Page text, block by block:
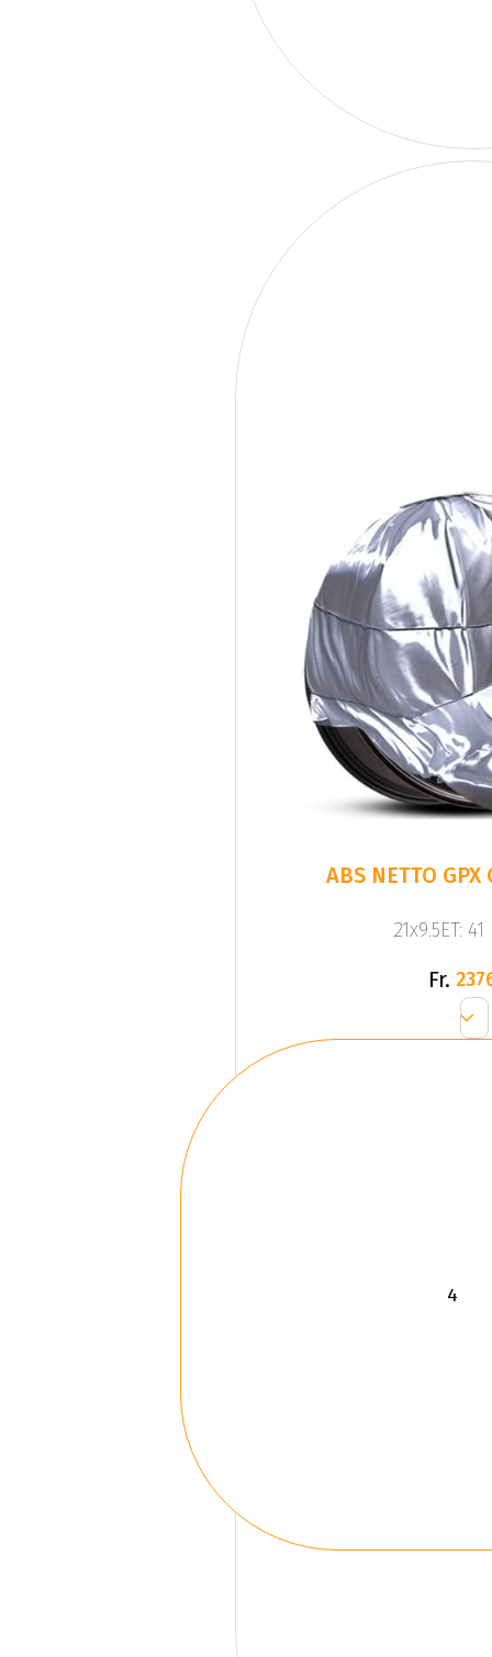
ABS NETTO GPX
21x9.5ET: 41
Fr.